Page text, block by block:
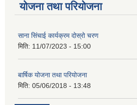
योजना तथा परियोजना
साना सिंचाई कार्यक्रम दोस्रो चरण
मिति: 11/07/2023 - 15:00
बार्षिक योजना तथा परियोजना
मिति: 05/06/2018 - 13:48